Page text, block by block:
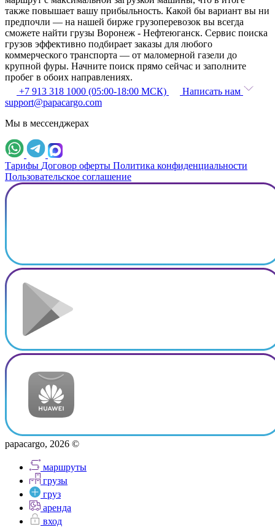
также повышает вашу прибыльность. Какой бы вариант вы ни
предпочли — на нашей бирже грузоперевозок вы всегда
сможете найти грузы Воронеж - Нефтеюганск. Сервис поиска
грузов эффективно подбирает заказы для любого
коммерческого транспорта — от маломерной газели до
крупной фуры. Начните поиск прямо сейчас и заполните
пробег в обоих направлениях.
+7 913 318 1000 (05:00-18:00 МСК)
Написать нам
support@papacargo.com
Мы в мессенджерах
Тарифы Договор оферты Политика конфиденциальности
Пользовательское соглашение
papacargo, 2026 ©
маршруты
грузы
груз
аренда
вход